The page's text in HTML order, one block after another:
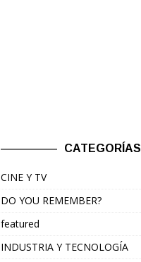
CATEGORÍAS
CINE Y TV
DO YOU REMEMBER?
featured
INDUSTRIA Y TECNOLOGÍA